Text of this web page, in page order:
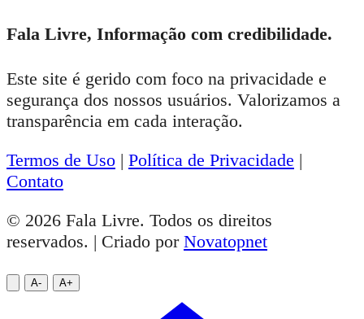
Fala Livre, Informação com credibilidade.
Este site é gerido com foco na privacidade e
segurança dos nossos usuários. Valorizamos a
transparência em cada interação.
Termos de Uso | Política de Privacidade |
Contato
© 2026 Fala Livre. Todos os direitos
reservados. | Criado por Novatopnet
A- A+